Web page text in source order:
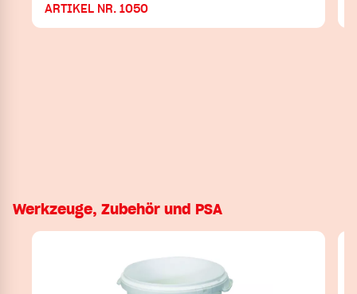
ARTIKEL NR. 1050
Werkzeuge, Zubehör und PSA